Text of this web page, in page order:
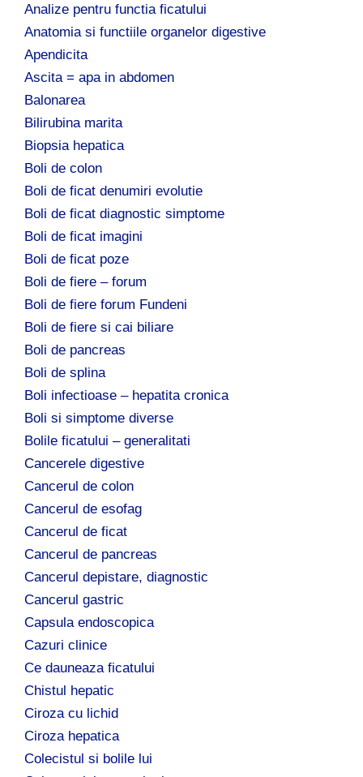
Analize pentru functia ficatului
Anatomia si functiile organelor digestive
Apendicita
Ascita = apa in abdomen
Balonarea
Bilirubina marita
Biopsia hepatica
Boli de colon
Boli de ficat denumiri evolutie
Boli de ficat diagnostic simptome
Boli de ficat imagini
Boli de ficat poze
Boli de fiere – forum
Boli de fiere forum Fundeni
Boli de fiere si cai biliare
Boli de pancreas
Boli de splina
Boli infectioase – hepatita cronica
Boli si simptome diverse
Bolile ficatului – generalitati
Cancerele digestive
Cancerul de colon
Cancerul de esofag
Cancerul de ficat
Cancerul de pancreas
Cancerul depistare, diagnostic
Cancerul gastric
Capsula endoscopica
Cazuri clinice
Ce dauneaza ficatului
Chistul hepatic
Ciroza cu lichid
Ciroza hepatica
Colecistul si bolile lui